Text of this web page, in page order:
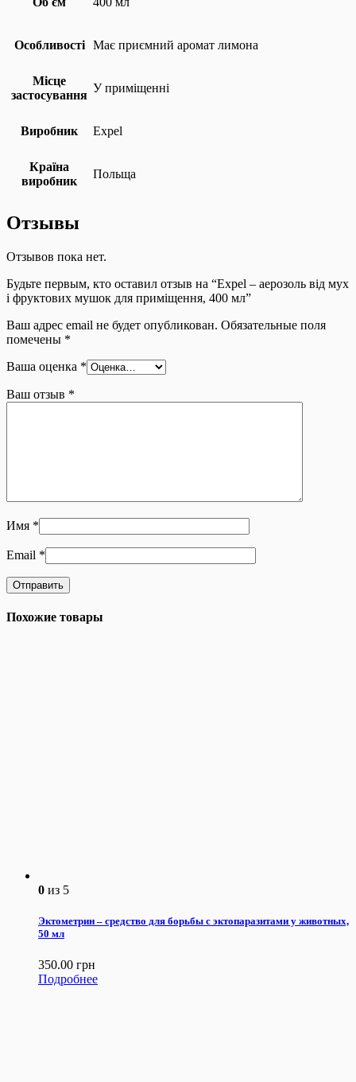
Особливості Має приємний аромат лимона
Місце
застосування
У приміщенні
Виробник Expel
Країна
виробник
Польща
Отзывы
Отзывов пока нет.
Будьте первым, кто оставил отзыв на “Expel – аерозоль від мух
і фруктових мушок для приміщення, 400 мл”
Ваш адрес email не будет опубликован. Обязательные поля
помечены *
Ваша оценка *
Ваш отзыв *
Имя *
Email *
Похожие товары
0 из 5
Эктометрин – средство для борьбы с эктопаразитами у животных,
50 мл
350.00 грн
Подробнее